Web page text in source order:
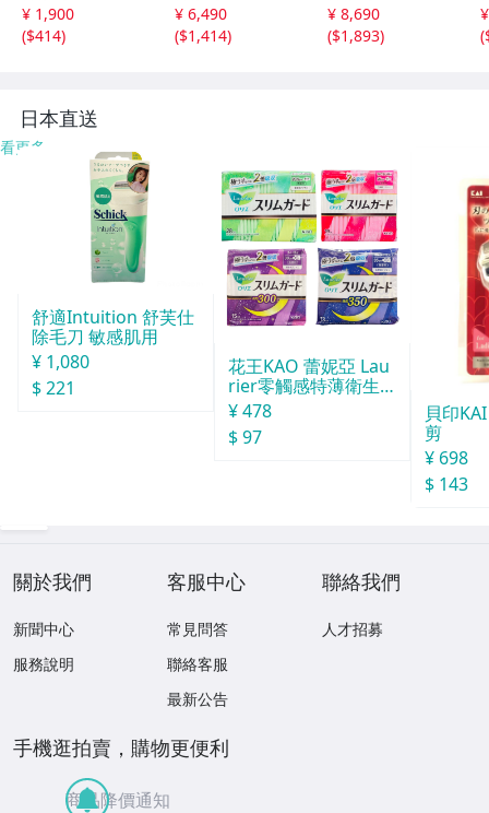
ィンテージ日本製
Japan昭和ロマン
り
¥ 1,900
($414)
ミズイロインド 6
-0723M 286215
¥ 6,490
($1,414)
品染め ワンピー
ス オフホワイト
¥ 8,690
($1,893)
(
日本直送
看更多
舒適Intuition 舒芙仕
除毛刀 敏感肌用
¥ 1,080
$ 221
花王KAO 蕾妮亞 Lau
rier零觸感特薄衛生
棉 日用２８個入
¥ 478
$ 97
貝印
剪
¥ 698
$ 143
關於我們
新聞中心
服務說明
客服中心
常見問答
聯絡客服
最新公告
聯絡我們
人才招募
手機逛拍賣，購物更便利
商品降價通知